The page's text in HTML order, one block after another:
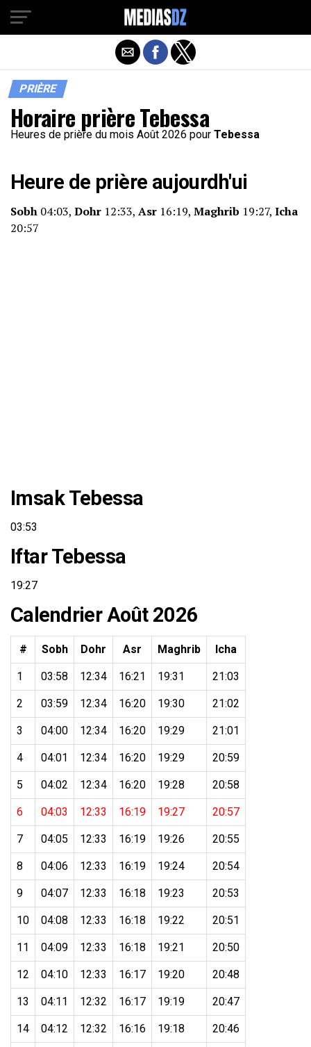
PRIÈRE
Horaire prière Tebessa
Heures de prière du mois Août 2026 pour Tebessa
Heure de prière aujourdh'ui
Sobh 04:03, Dohr 12:33, Asr 16:19, Maghrib 19:27, Icha
20:57
Imsak Tebessa
03:53
Iftar Tebessa
19:27
Calendrier Août 2026
# Sobh Dohr Asr Maghrib Icha
1 03:58 12:34 16:21 19:31 21:03
2 03:59 12:34 16:20 19:30 21:02
3 04:00 12:34 16:20 19:29 21:01
4 04:01 12:34 16:20 19:29 20:59
5 04:02 12:34 16:20 19:28 20:58
6 04:03 12:33 16:19 19:27 20:57
7 04:05 12:33 16:19 19:26 20:55
8 04:06 12:33 16:19 19:24 20:54
9 04:07 12:33 16:18 19:23 20:53
10 04:08 12:33 16:18 19:22 20:51
11 04:09 12:33 16:18 19:21 20:50
12 04:10 12:33 16:17 19:20 20:48
13 04:11 12:32 16:17 19:19 20:47
14 04:12 12:32 16:16 19:18 20:46